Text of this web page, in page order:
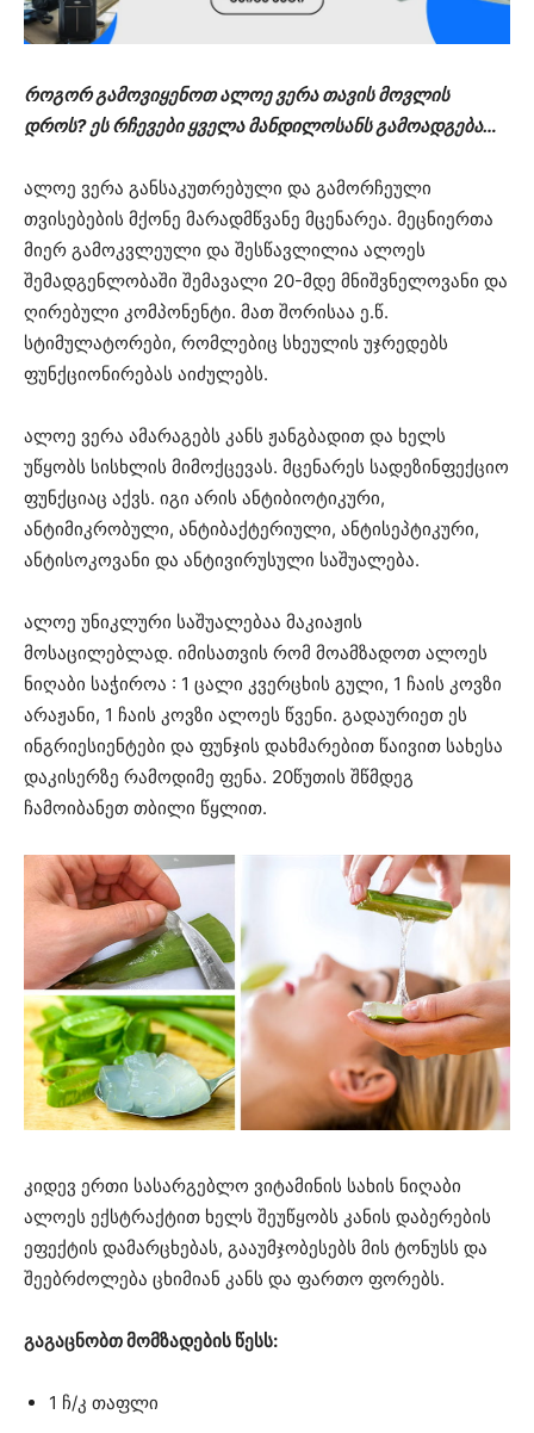
როგორ გამოვიყენოთ ალოე ვერა თავის მოვლის
დროს? ეს რჩევები ყველა მანდილოსანს გამოადგება…
ალოე ვერა განსაკუთრებული და გამორჩეული
თვისებების მქონე მარადმწვანე მცენარეა. მეცნიერთა
მიერ გამოკვლეული და შესწავლილია ალოეს
შემადგენლობაში შემავალი 20-მდე მნიშვნელოვანი და
ღირებული კომპონენტი. მათ შორისაა ე.წ.
სტიმულატორები, რომლებიც სხეულის უჯრედებს
ფუნქციონირებას აიძულებს.
ალოე ვერა ამარაგებს კანს ჟანგბადით და ხელს
უწყობს სისხლის მიმოქცევას. მცენარეს სადეზინფექციო
ფუნქციაც აქვს. იგი არის ანტიბიოტიკური,
ანტიმიკრობული, ანტიბაქტერიული, ანტისეპტიკური,
ანტისოკოვანი და ანტივირუსული საშუალება.
ალოე უნიკლური საშუალებაა მაკიაჟის
მოსაცილებლად. იმისათვის რომ მოამზადოთ ალოეს
ნიღაბი საჭიროა : 1 ცალი კვერცხის გული, 1 ჩაის კოვზი
არაჟანი, 1 ჩაის კოვზი ალოეს წვენი. გადაურიეთ ეს
ინგრიესიენტები და ფუნჯის დახმარებით წაივით სახესა
დაკისერზე რამოდიმე ფენა. 20წუთის შწმდეგ
ჩამოიბანეთ თბილი წყლით.
კიდევ ერთი სასარგებლო ვიტამინის სახის ნიღაბი
ალოეს ექსტრაქტით ხელს შეუწყობს კანის დაბერების
ეფექტის დამარცხებას, გააუმჯობესებს მის ტონუსს და
შეებრძოლება ცხიმიან კანს და ფართო ფორებს.
გაგაცნობთ მომზადების წესს:
1 ჩ/კ თაფლი